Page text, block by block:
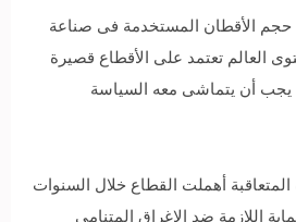
أن 97.5% من حجم الأقطان المستخدمة فى صناعة
العالم تعتمد على الأقطاع قصيرة
يجب أن يتماشى معه السياسة
أهملت القطاع خلال السنوات
اللازمة ضد الإغراق المتنامى